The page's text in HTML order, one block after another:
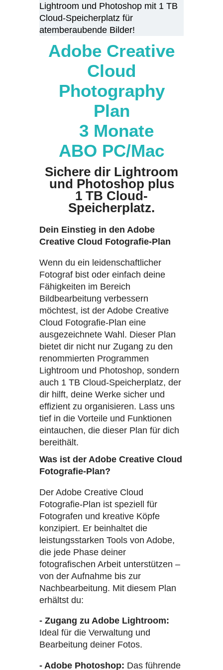
Lightroom und Photoshop mit 1 TB
Cloud-Speicherplatz für
atemberaubende Bilder!
Adobe Creative
Cloud
Photography
Plan
3 Monate
ABO PC/Mac
Sichere dir Lightroom
und Photoshop plus
1 TB Cloud-
Speicherplatz.
Dein Einstieg in den Adobe
Creative Cloud Fotografie-Plan
Wenn du ein leidenschaftlicher
Fotograf bist oder einfach deine
Fähigkeiten im Bereich
Bildbearbeitung verbessern
möchtest, ist der Adobe Creative
Cloud Fotografie-Plan eine
ausgezeichnete Wahl. Dieser Plan
bietet dir nicht nur Zugang zu den
renommierten Programmen
Lightroom und Photoshop, sondern
auch 1 TB Cloud-Speicherplatz, der
dir hilft, deine Werke sicher und
effizient zu organisieren. Lass uns
tief in die Vorteile und Funktionen
eintauchen, die dieser Plan für dich
bereithält.
Was ist der Adobe Creative Cloud
Fotografie-Plan?
Der Adobe Creative Cloud
Fotografie-Plan ist speziell für
Fotografen und kreative Köpfe
konzipiert. Er beinhaltet die
leistungsstarken Tools von Adobe,
die jede Phase deiner
fotografischen Arbeit unterstützen –
von der Aufnahme bis zur
Nachbearbeitung. Mit diesem Plan
erhältst du:
- Zugang zu Adobe Lightroom:
Ideal für die Verwaltung und
Bearbeitung deiner Fotos.
- Adobe Photoshop: Das führende